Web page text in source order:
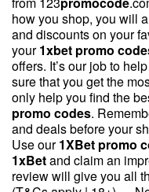
how you shop, you will
and discounts on your
your1xbet promo
offers. It’s our job to
sure that you get the
only help you find the
promo codes.
and deals before your
Use our1XBet promo
1xBetand claim an
review will give you all